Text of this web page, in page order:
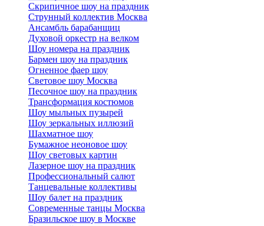
Скрипичное шоу на праздник
Струнный коллектив Москва
Ансамбль барабанщиц
Духовой оркестр на велком
Шоу номера на праздник
Бармен шоу на праздник
Огненное фаер шоу
Световое шоу Москва
Песочное шоу на праздник
Трансформация костюмов
Шоу мыльных пузырей
Шоу зеркальных иллюзий
Шахматное шоу
Бумажное неоновое шоу
Шоу световых картин
Лазерное шоу на праздник
Профессиональный салют
Танцевальные коллективы
Шоу балет на праздник
Современные танцы Москва
Бразильское шоу в Москве